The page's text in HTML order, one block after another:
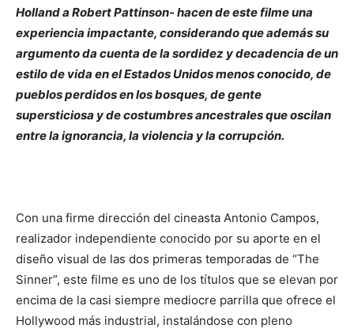
Holland a Robert Pattinson- hacen de este filme una
experiencia impactante, considerando que además su
argumento da cuenta de la sordidez y decadencia de un
estilo de vida en el Estados Unidos menos conocido, de
pueblos perdidos en los bosques, de gente
supersticiosa y de costumbres ancestrales que oscilan
entre la ignorancia, la violencia y la corrupción.
Con una firme dirección del cineasta Antonio Campos,
realizador independiente conocido por su aporte en el
diseño visual de las dos primeras temporadas de “The
Sinner”, este filme es uno de los títulos que se elevan por
encima de la casi siempre mediocre parrilla que ofrece el
Hollywood más industrial, instalándose con pleno